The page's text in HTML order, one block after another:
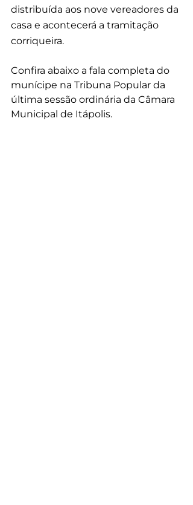
distribuída aos nove vereadores da
casa e acontecerá a tramitação
corriqueira.
Confira abaixo a fala completa do
munícipe na Tribuna Popular da
última sessão ordinária da Câmara
Municipal de Itápolis.